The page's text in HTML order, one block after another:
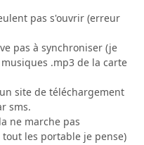
pas s'ouvrir (erreur
pas à synchroniser (je
.mp3 de la carte
site de téléchargement
sms.
ne marche pas
les portable je pense)